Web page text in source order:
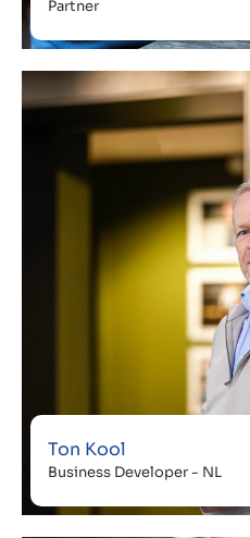
Partner
Ton Kool
Business Developer - NL